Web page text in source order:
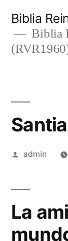
content
Biblia
Biblia
Posted
admin
La